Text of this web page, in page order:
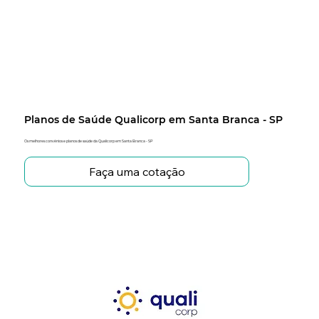
Planos de Saúde Qualicorp em Santa Branca - SP
Os melhores convênios e planos de saúde da Qualicorp em Santa Branca - SP
Faça uma cotação